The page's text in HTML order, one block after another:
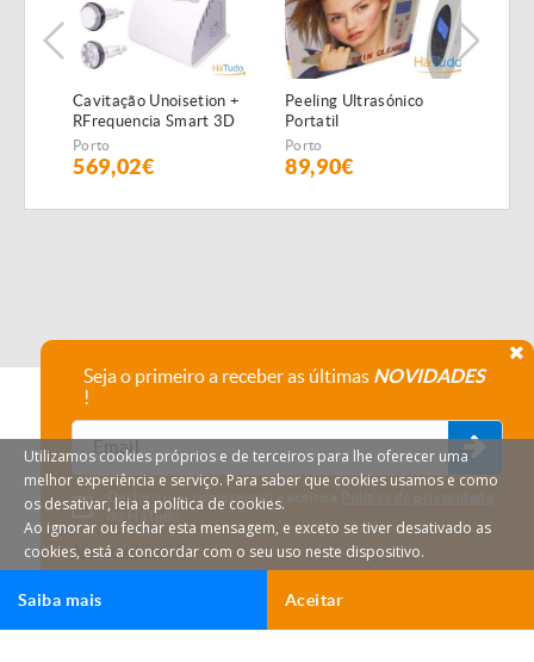
Ligar Email
Cavitação Unoisetion +
RFrequencia Smart 3D
+ Vacuo +
Infravermelho
Porto
569,02€
Peeling Ultrasónico
Portatil
Porto
89,90€
HáTudo © 2026 Todos os direitos reservados.
Seja o primeiro a receber as últimas NOVIDADES
!
Declaro que compreendi e aceito a Política de privacidade
do HáTudo.
Anular subscrição
Utilizamos cookies próprios e de terceiros para lhe oferecer uma
melhor experiência e serviço. Para saber que cookies usamos e como
os desativar, leia a política de cookies.
Ao ignorar ou fechar esta mensagem, e exceto se tiver desativado as
cookies, está a concordar com o seu uso neste dispositivo.
Aceitar
Saiba mais